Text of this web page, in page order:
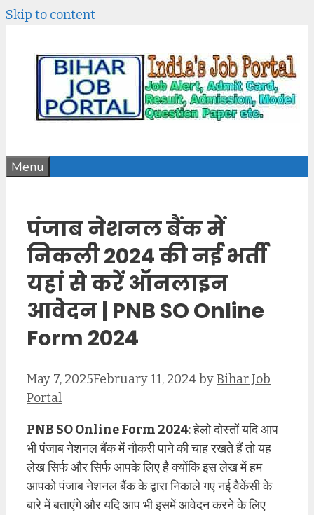
Skip to content
Menu
पंजाब नेशनल बैंक में
निकली 2024 की नई भर्ती
यहां से करें ऑनलाइन
आवेदन | PNB SO Online
Form 2024
May 7, 2025February 11, 2024byBihar Job
Portal
PNB SO Online Form 2024: हेलो दोस्तों यदि आप
भी पंजाब नेशनल बैंक में नौकरी पाने की चाह रखते हैं तो यह
लेख सिर्फ और सिर्फ आपके लिए है क्योंकि इस लेख में हम
आपको पंजाब नेशनल बैंक के द्वारा निकाले गए नई वैकेंसी के
बारे में बताएंगे और यदि आप भी इसमें आवेदन करने के लिए